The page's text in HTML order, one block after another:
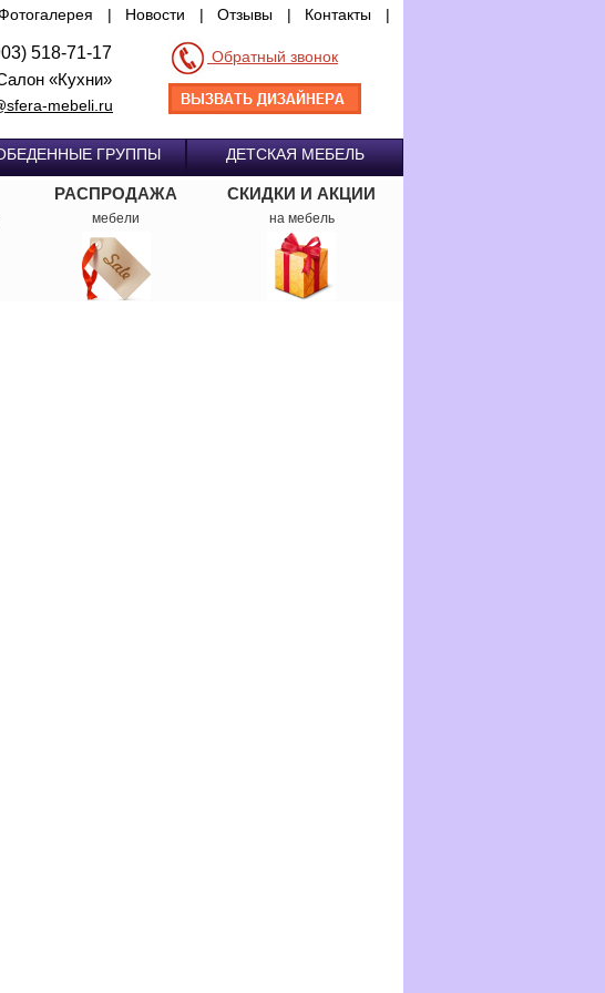
| Новости | Отзывы | Контакты |
518-71-17
«Кухни»
mebeli.ru
Обратный звонок
ГРУППЫ ДЕТСКАЯ МЕБЕЛЬ
РАСПРОДАЖА
мебели
СКИДКИ И АКЦИИ
на мебель